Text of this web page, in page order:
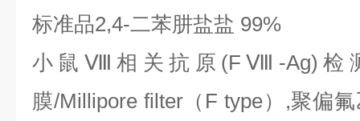
标准品2,4-二苯肼盐盐 99%
小鼠 Ⅷ相关抗原(FⅧ-Ag)检
膜/Millipore filter（F type）,聚偏